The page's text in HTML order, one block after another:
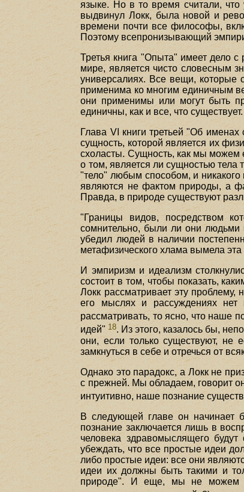
языке. Но в то время считали,
выдвинул Локк, была новой и
времени почти все философы,
Поэтому всепронизывающий
Третья книга "Опыта" имеет дело с
мире, является чисто словесным
универсалиях. Все вещи, которые
применима ко многим единичным
они применимы или могут быть
единичны, как и все, что существует.
Глава VI книги третьей "Об
сущность, которой является их
схоласты. Сущность, как мы можем
о том, является ли сущностью тела
"тело" любым способом, и
являются не фактом природы, а
Правда, в природе существуют
"Границы видов, посредством
сомнительно, были ли они людьми
убедил людей в наличии
метафизического хлама вымела эта
И эмпиризм и идеализм
состоит в том, чтобы показать,
Локк рассматривает эту проблему,
его мыслях и рассуждениях нет
рассматривать, то ясно, что наше
идей" 18. Из этого, казалось бы,
они, если только существуют, не
замкнуться в себе и отречься от
Однако это парадокс, а Локк не
с прежней. Мы обладаем, говорит
интуитивно, наше познание
В следующей главе он начинает
познание заключается лишь в
человека здравомыслящего
убеждать, что все простые идеи
либо простые идеи: все они
идеи их должны быть такими и
природе". И еще, мы не можем